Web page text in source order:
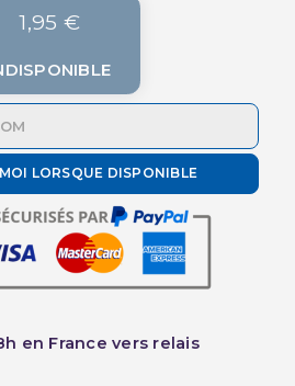
1,95 €
LORSQUE DISPONIBLE
en France vers relais